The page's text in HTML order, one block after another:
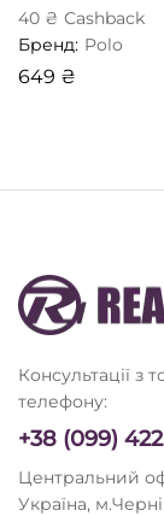
40 ₴ Сashback
Бренд: Polo
649 ₴
Консультації з
телефону:
+38 (099)
Центральний
Україна,